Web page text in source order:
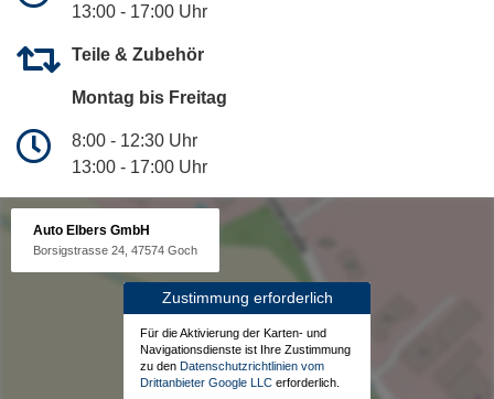
13:00 - 17:00 Uhr
Teile & Zubehör
Montag bis Freitag
8:00 - 12:30 Uhr
13:00 - 17:00 Uhr
Auto Elbers GmbH
Borsigstrasse 24, 47574 Goch
Zustimmung erforderlich
Für die Aktivierung der Karten- und
Navigationsdienste ist Ihre Zustimmung
zu den Datenschutzrichtlinien vom
Drittanbieter Google LLC erforderlich.